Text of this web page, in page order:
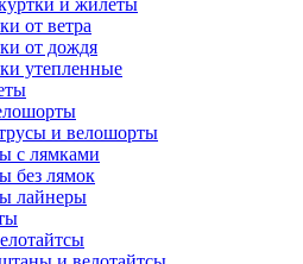
и жилеты
от ветра
от дождя
утепленные
и велошорты
с лямками
без лямок
лайнеры